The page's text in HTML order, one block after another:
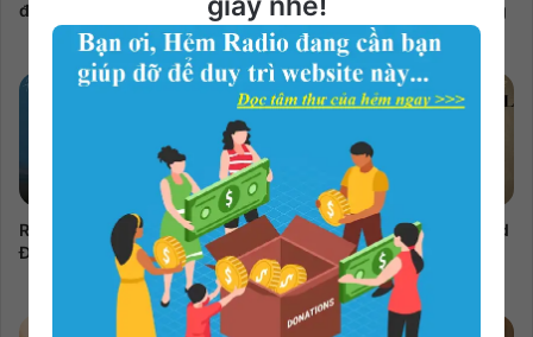
điện thoại
nhận thưởng không? Hướng
dẫn cách mua chi tiết
Review tiểu thuyết Không Gia
Đình
The Rise and Fall of the Third
Reich – Best World History
Book of All Time